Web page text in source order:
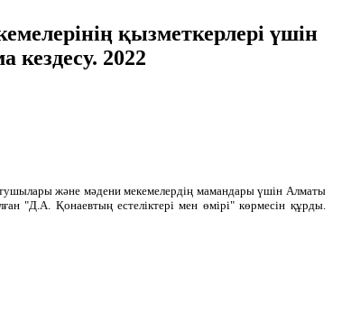
қызметкерлері үшін
кездесу. 2022
және мәдени мекемелердің мамандары үшін Алматы
"Д.А. Қонаевтың естеліктері мен өмірі" көрмесін құрды.